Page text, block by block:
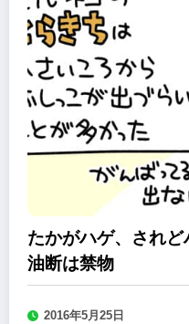
たかがハゲ、され
油断は禁物
2016年5月25日